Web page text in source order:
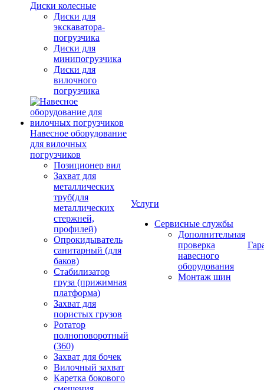
Диски колесные
Диски для
экскаватора-
погрузчика
Диски для
минипогрузчика
Диски для
вилочного
погрузчика
Навесное оборудование
для вилочных
погрузчиков
Позиционер вил
Захват для
металлических
труб(для
металлических
стержней,
профилей)
Опрокидыватель
санитарный (для
баков)
Стабилизатор
груза (прижимная
платформа)
Захват для
пористых грузов
Ротатор
полноповоротный
(360)
Захват для бочек
Вилочный захват
Каретка бокового
Услуги
Сервисные службы
Дополнительная
проверка
навесного
оборудования
Монтаж шин